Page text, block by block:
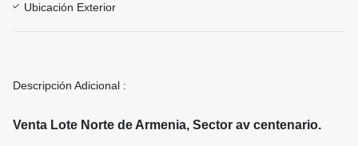
Ubicación Exterior
Descripción Adicional :
Venta Lote Norte de Armenia, Sector av centenario.